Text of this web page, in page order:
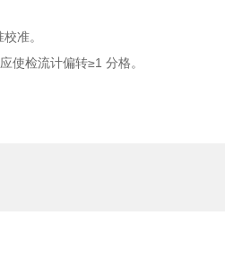
准。
使检流计偏转≥1 分格。